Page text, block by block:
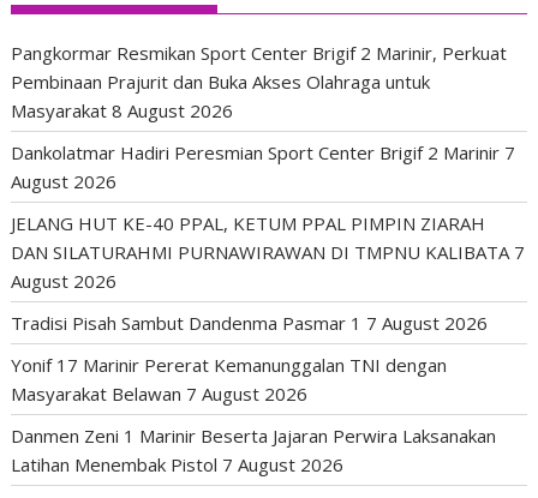
Pangkormar Resmikan Sport Center Brigif 2 Marinir, Perkuat
Pembinaan Prajurit dan Buka Akses Olahraga untuk
Masyarakat 8 August 2026
Dankolatmar Hadiri Peresmian Sport Center Brigif 2 Marinir 7
August 2026
JELANG HUT KE-40 PPAL, KETUM PPAL PIMPIN ZIARAH
DAN SILATURAHMI PURNAWIRAWAN DI TMPNU KALIBATA 7
August 2026
Tradisi Pisah Sambut Dandenma Pasmar 1 7 August 2026
Yonif 17 Marinir Pererat Kemanunggalan TNI dengan
Masyarakat Belawan 7 August 2026
Danmen Zeni 1 Marinir Beserta Jajaran Perwira Laksanakan
Latihan Menembak Pistol 7 August 2026